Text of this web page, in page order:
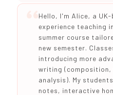
Hello, I'm Alice, a
experience teaching
summer course
new semester.
introducing more
writing (composition,
analysis). My
notes, interactive